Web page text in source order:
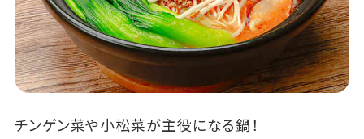
チンゲン菜や小松菜が主役になる鍋！